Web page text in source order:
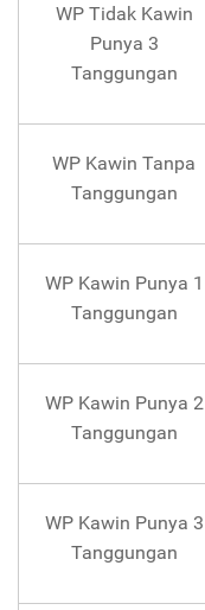
WP Tidak Kawin
Punya 3
Tanggungan
WP Kawin Tanpa
Tanggungan
WP Kawin Punya 1
Tanggungan
WP Kawin Punya 2
Tanggungan
WP Kawin Punya 3
Tanggungan